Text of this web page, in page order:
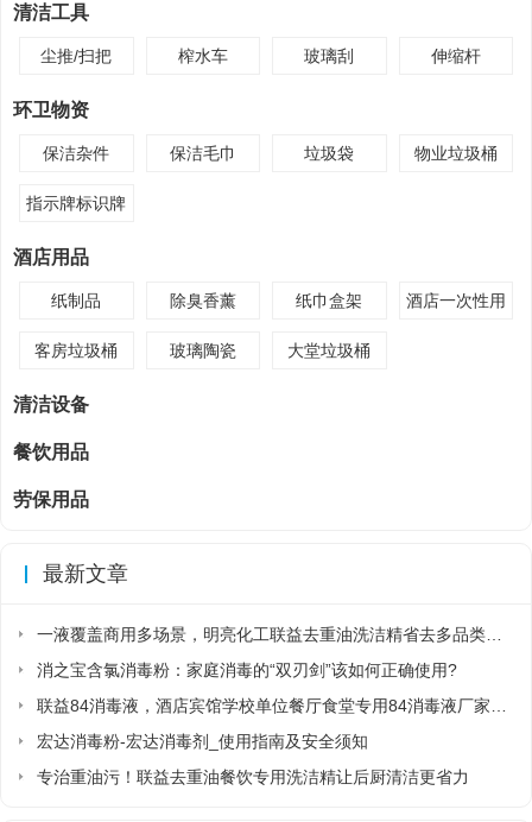
清洁工具
尘推/扫把 榨水车 玻璃刮 伸缩杆
环卫物资
保洁杂件 保洁毛巾 垃圾袋 物业垃圾桶
指示牌标识牌
酒店用品
纸制品 除臭香薰 纸巾盒架
酒店一次性用
客房垃圾桶 玻璃陶瓷 大堂垃圾桶
清洁设备
餐饮用品
劳保用品
最新文章
消之宝含氯消毒粉：家庭消毒的“双刃剑”该如何正确使用?
宏达消毒粉-宏达消毒剂_使用指南及安全须知
专治重油污！联益去重油餐饮专用洗洁精让后厨清洁更省力